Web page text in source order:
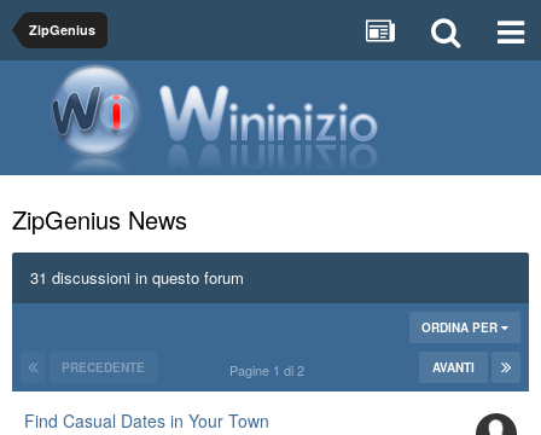
ZipGenius
ZipGenius News
31 discussioni in questo forum
ORDINA PER
PRECEDENTE AVANTI
Pagine 1 di 2
Find Casual Dates in Your Town